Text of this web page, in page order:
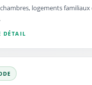
logements familiaux
DÉTAIL